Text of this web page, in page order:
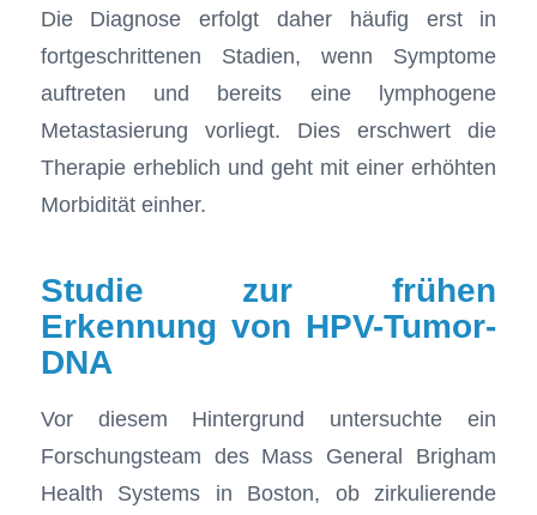
Die Diagnose erfolgt daher häufig erst in
fortgeschrittenen Stadien, wenn Symptome
auftreten und bereits eine lymphogene
Metastasierung vorliegt. Dies erschwert die
Therapie erheblich und geht mit einer erhöhten
Morbidität einher.
Studie zur frühen
Erkennung von HPV-Tumor-
DNA
Vor diesem Hintergrund untersuchte ein
Forschungsteam des Mass General Brigham
Health Systems in Boston, ob zirkulierende